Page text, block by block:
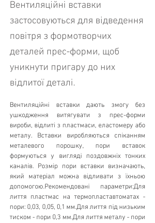
Вентиляційні вставки
застосовуються для відведення
повітря з формотворчих
деталей прес-форми, щоб
уникнути пригару до них
відлитої деталі.
Вентиляційні вставки дають змогу без
ушкодження витягувати з прес-форми
вироби, відлиті з пластмаси, еластомеру або
металу. Вставки виробляються спіканням
металевого порошку, пори вставок
формуються у вигляді поздовжніх тонких
каналів. Розмір пори вставки визначають,
який матеріал можна відливати з їхньою
допомогою.Рекомендовані параметри:Для
лиття пластмас на термопластавтоматах -
пори: 0,03, 0,05, 0,1 мм.Для лиття під низьким
тиском - пори 0,3 мм.Для лиття металу - пори